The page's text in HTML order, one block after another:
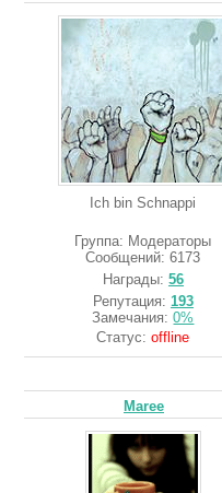
Ich bin Schnappi
Группа: Модераторы
Сообщений:6173
Награды: 56
Репутация: 193
Замечания:0%
Статус:offline
Maree